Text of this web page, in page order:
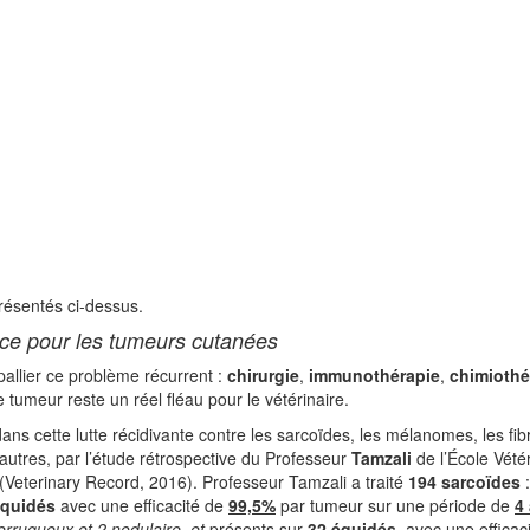
ci-dessus.
pour les tumeurs cutanées
ce problème récurrent : chirurgie, immunothérapie,
tumeur reste un réel fléau pour le vétérinaire.
cette lutte récidivante contre les sarcoïdes, les mélanomes, les
par l’étude rétrospective du Professeur Tamzali de l’École
Record, 2016). Professeur Tamzali a traité 194 sarcoïdes
avec une efficacité de 99,5% par tumeur sur une période de 4